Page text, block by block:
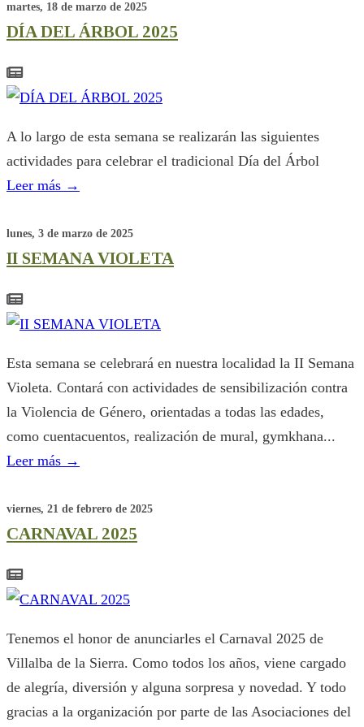
martes, 18 de marzo de 2025
DÍA DEL ÁRBOL 2025
A lo largo de esta semana se realizarán las siguientes
actividades para celebrar el tradicional Día del Árbol
Leer más →
lunes, 3 de marzo de 2025
II SEMANA VIOLETA
Esta semana se celebrará en nuestra localidad la II Semana
Violeta. Contará con actividades de sensibilización contra
la Violencia de Género, orientadas a todas las edades,
como cuentacuentos, realización de mural, gymkhana...
Leer más →
viernes, 21 de febrero de 2025
CARNAVAL 2025
Tenemos el honor de anunciarles el Carnaval 2025 de
Villalba de la Sierra. Como todos los años, viene cargado
de alegría, diversión y alguna sorpresa y novedad. Y todo
gracias a la organización por parte de las Asociaciones del